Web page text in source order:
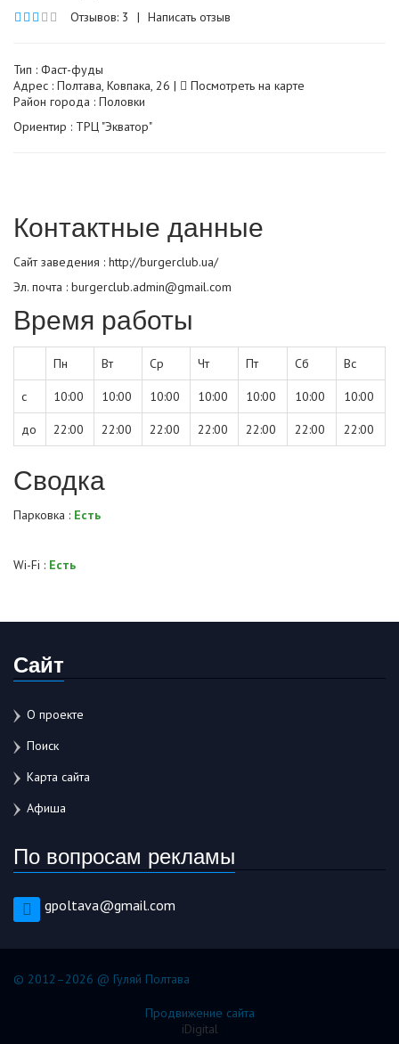
Отзывов: 3 | Написать отзыв
Тип : Фаст-фуды
Адрес : Полтава, Ковпака, 26 |
Посмотреть на карте
Район города : Половки
Ориентир : ТРЦ "Экватор"
Контактные данные
Сайт заведения : http://burgerclub.ua/
Эл. почта : burgerclub.admin@gmail.com
Время работы
Пн Вт Ср Чт Пт Сб Вс
с 10:00 10:00 10:00 10:00 10:00 10:00 10:00
до 22:00 22:00 22:00 22:00 22:00 22:00 22:00
Сводка
Парковка : Есть
Wi-Fi : Есть
Сайт
О проекте
Поиск
Карта сайта
Афиша
По вопросам рекламы
gpoltava@gmail.com
© 2012–2026 @ Гуляй Полтава
Продвижение сайта
iDigital